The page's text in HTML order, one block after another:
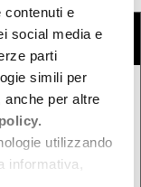
contenuti e
social media e
parti
simili per
per altre
utilizzando
informativa,